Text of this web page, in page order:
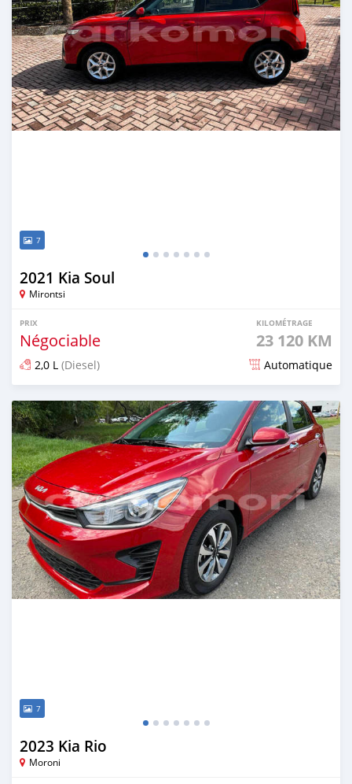
7
2021 Kia Soul
Mirontsi
PRIX
Négociable
KILOMÉTRAGE
23 120 KM
2,0 L (Diesel) Automatique
Publié il y a plus d'un an
7
2023 Kia Rio
Moroni